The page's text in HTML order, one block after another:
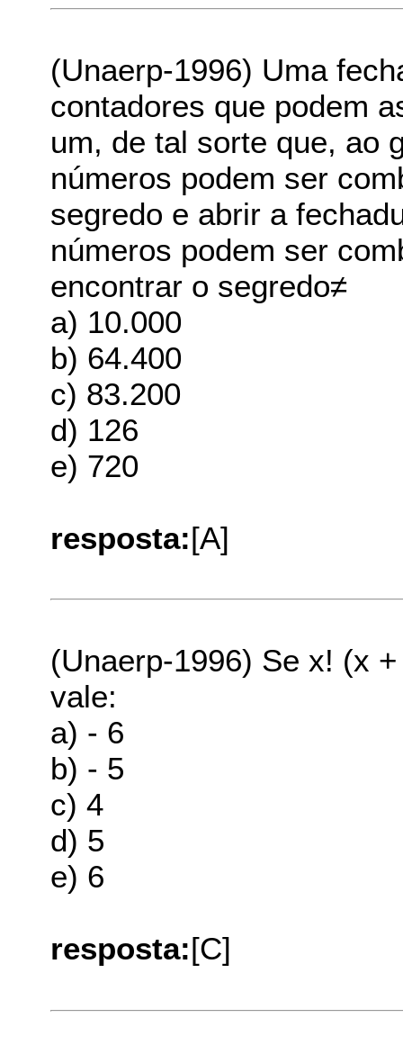
(Unaerp-1996) Uma
contadores que podem
um, de tal sorte que, ao
números podem ser
segredo e abrir a
números podem ser
encontrar o segredo≠
a) 10.000
b) 64.400
c) 83.200
d) 126
e) 720
resposta:[A]
(Unaerp-1996) Se x! (x
vale:
a) - 6
b) - 5
c) 4
d) 5
e) 6
resposta:[C]